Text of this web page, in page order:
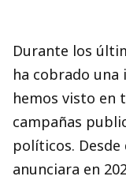
Durante los
ha cobrado
hemos visto en
campañas
políticos.
anunciara en